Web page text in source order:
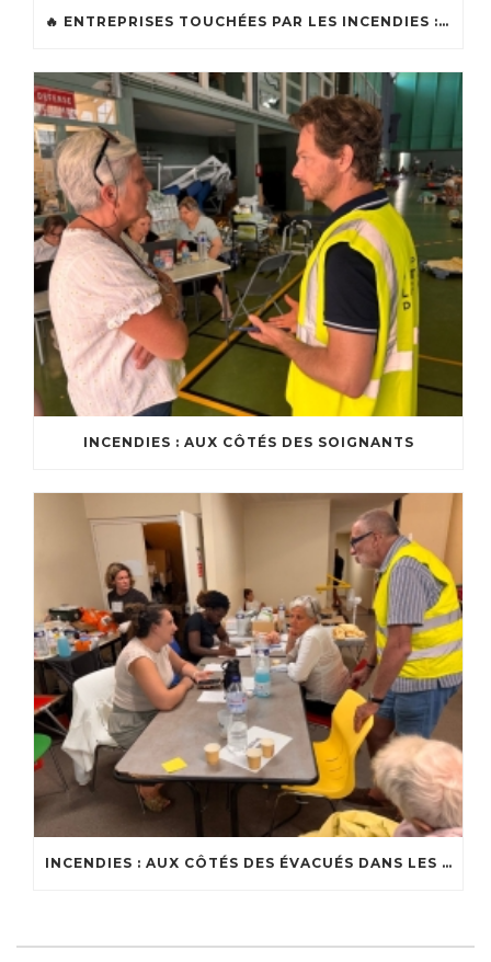
🔥 ENTREPRISES TOUCHÉES PAR LES INCENDIES : LES DISPOSITIFS D’ACCOMPAGNEMENT MIS EN PLACE AFIN DE SOUTENIR LES ENTREPRISES ET LES TRAVAILLEURS INDÉPENDANTS IMPACTÉS SUR LE BASSIN D’ARCACHON
INCENDIES : AUX CÔTÉS DES SOIGNANTS
INCENDIES : AUX CÔTÉS DES ÉVACUÉS DANS LES CENTRES D’ACCUEIL DU BASSIN